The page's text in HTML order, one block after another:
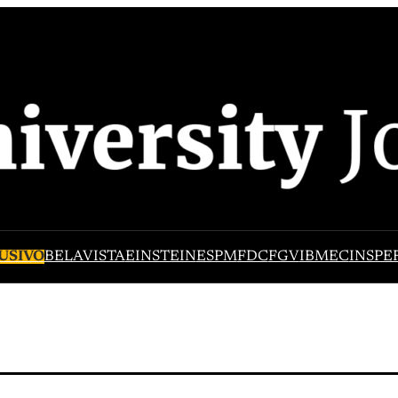
BELAVISTAEINSTEINESPMFDCFGVIBMEC